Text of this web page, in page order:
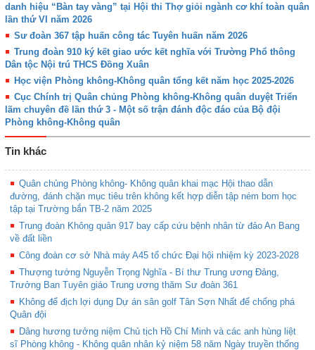
danh hiệu “Bàn tay vàng” tại Hội thi Thợ giỏi ngành cơ khí toàn quân
lần thứ VI năm 2026
Sư đoàn 367 tập huấn công tác Tuyên huấn năm 2026
Trung đoàn 910 ký kết giao ước kết nghĩa với Trường Phổ thông
Dân tộc Nội trú THCS Đồng Xuân
Học viện Phòng không-Không quân tổng kết năm học 2025-2026
Cục Chính trị Quân chủng Phòng không-Không quân duyệt Triển
lãm chuyên đề lần thứ 3 - Một số trận đánh độc đáo của Bộ đội
Phòng không-Không quân
Tin khác
Quân chủng Phòng không- Không quân khai mạc Hội thao dẫn
đường, đánh chặn mục tiêu trên không kết hợp diễn tập ném bom học
tập tại Trường bắn TB-2 năm 2025
Trung đoàn Không quân 917 bay cấp cứu bệnh nhân từ đảo An Bang
về đất liền
Công đoàn cơ sở Nhà máy A45 tổ chức Đại hội nhiệm kỳ 2023-2028
Thượng tướng Nguyễn Trọng Nghĩa - Bí thư Trung ương Đảng,
Trưởng Ban Tuyên giáo Trung ương thăm Sư đoàn 361
Không để địch lợi dụng Dự án sân golf Tân Sơn Nhất để chống phá
Quân đội
Dâng hương tưởng niệm Chủ tịch Hồ Chí Minh và các anh hùng liệt
sĩ Phòng không - Không quân nhân kỷ niệm 58 năm Ngày truyền thống